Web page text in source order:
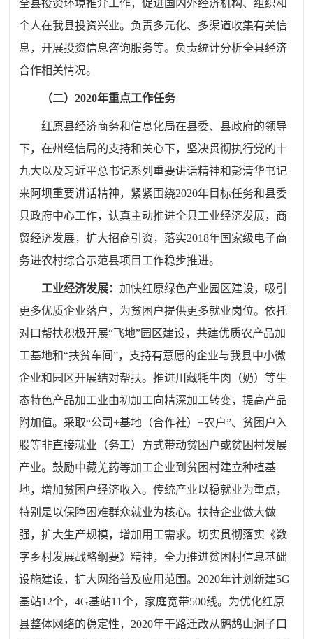
全县投资环境推介工作，促进国内外经济机构、组织和
个人在我县投资兴业。负责多元化、多渠道收集有关信
息，开展投资信息咨询服务等。负责统计分析全县经济
合作相关情况。
（二）2020年重点工作任务
红原县经济商务和信息化局在县委、 县政府的领导
下，在州经信局的支持和关心下，坚决贯彻执行党的十
九大以及习近平总书记系列重要讲话精神和彭清华书记
来阿坝重要讲话精神，紧紧围绕2020年目标任务和县委
县政府中心工作，认真主动推进全县工业经济发展， 商
贸经济发展，扩大招商引资，落实2018年国家级电子商
务进农村综合示范县项目 工作稳步推进。
工业经济发展：加快红原绿色产业园区建设，吸引
更多优质企业落户，为贫困户提供更多就业岗位。依托
对口帮扶积极开展“飞地”园区建设，共建优质农产品加
工基地和“扶贫车间”，支持有意愿的企业与我县中小微
企业和园区开展结对帮扶。推进川藏牦牛肉（奶）等生
态特色产品加工业由初加工向精深加工转变，提高产品
附加值。采取“公司+基地（合作社）+农户”、贫困户入
股等非直接就业（务工）方式带动贫困户或贫困村发展
产业。鼓励中藏羌药等加工企业到贫困村建立种植基
地，增加贫困户经济收入。传统产业以稳就业为重点，
特别是以保障困难群众就业为核心。扶持企业做大做
强，扩大生产规模，增加用工需求。切实贯彻落实《数
字乡村发展战略纲要》精神，全力推进贫困村信息基础
设施建设，扩大网络普及应用范围。 2020年计划新建5G
基站12个，4G基站11个，家庭宽带500线。为优化红原
县整体网络的稳定性，2020年干路迁改从鹧鸪山洞子口